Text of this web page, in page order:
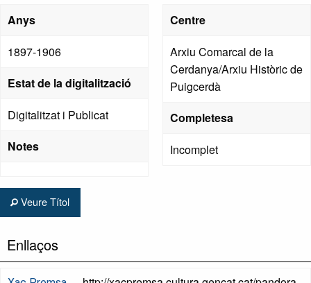
Anys
1897-1906
Estat de la digitalització
Digitalitzat i Publicat
Notes
Centre
Arxiu Comarcal de la
Cerdanya/Arxiu Històric de
Puigcerdà
Completesa
Incomplet
Veure Títol
Enllaços